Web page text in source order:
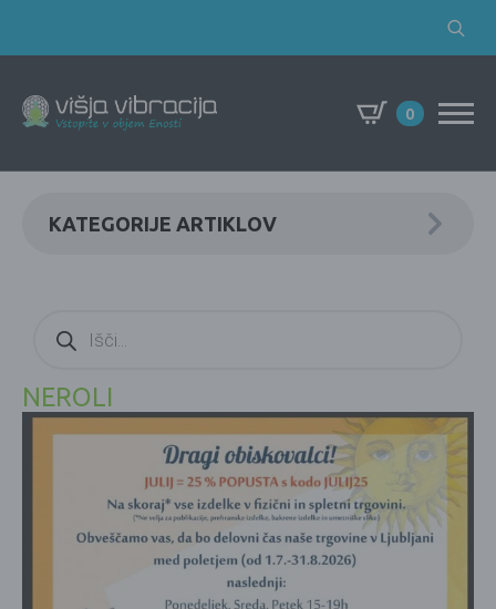
Search
0
KATEGORIJE ARTIKLOV
search
NEROLI